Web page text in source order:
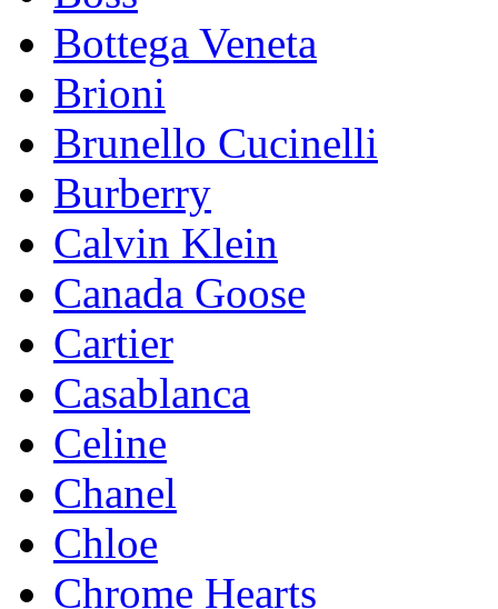
Bottega Veneta
Brioni
Brunello Cucinelli
Burberry
Calvin Klein
Canada Goose
Cartier
Casablanca
Celine
Chanel
Chloe
Chrome Hearts